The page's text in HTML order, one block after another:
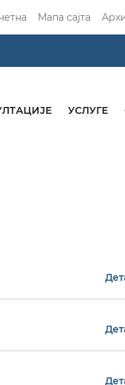
Мапа сајта
УСЛУГЕ